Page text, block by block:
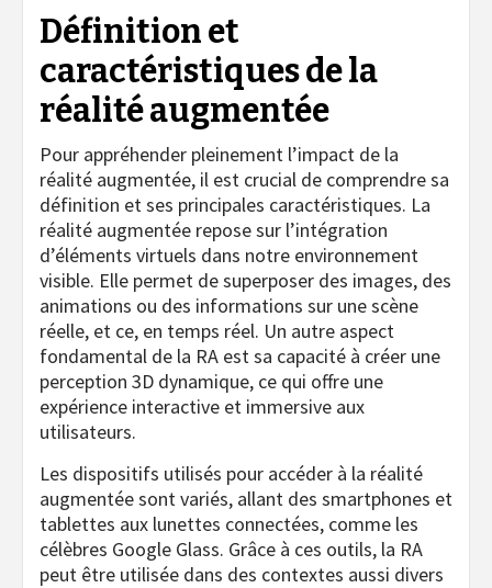
Définition et
caractéristiques de la
réalité augmentée
Pour appréhender pleinement l’impact de la
réalité augmentée, il est crucial de comprendre sa
définition et ses principales caractéristiques. La
réalité augmentée repose sur l’intégration
d’éléments virtuels dans notre environnement
visible. Elle permet de superposer des images, des
animations ou des informations sur une scène
réelle, et ce, en temps réel. Un autre aspect
fondamental de la RA est sa capacité à créer une
perception 3D dynamique, ce qui offre une
expérience interactive et immersive aux
utilisateurs.
Les dispositifs utilisés pour accéder à la réalité
augmentée sont variés, allant des smartphones et
tablettes aux lunettes connectées, comme les
célèbres Google Glass. Grâce à ces outils, la RA
peut être utilisée dans des contextes aussi divers